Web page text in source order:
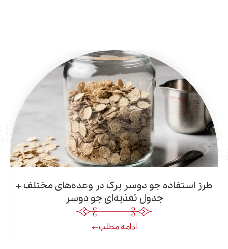
جو دوسر پرک در وعده‌های مختلف +
جدول تغذیه‌ای جو دوسر